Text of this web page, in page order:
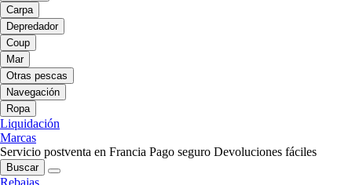
Carpa
Depredador
Coup
Mar
Otras pescas
Navegación
Ropa
Liquidación
Marcas
Servicio postventa en Francia Pago seguro Devoluciones fáciles
Buscar
Rebajas